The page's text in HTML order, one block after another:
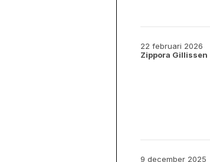
22 februari 2026
Zippora Gillissen
9 december 2025